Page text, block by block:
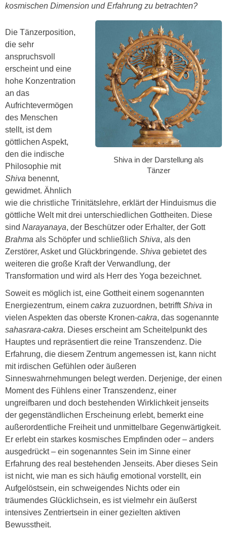
kosmischen Dimension und Erfahrung zu betrachten?
Shiva in der Darstellung als
Tänzer
Die Tänzerposition,
die sehr
anspruchsvoll
erscheint und eine
hohe Konzentration
an das
Aufrichtevermögen
des Menschen
stellt, ist dem
göttlichen Aspekt,
den die indische
Philosophie mit
Shiva benennt,
gewidmet. Ähnlich
wie die christliche Trinitätslehre, erklärt der Hinduismus die
göttliche Welt mit drei unterschiedlichen Gottheiten. Diese
sind Narayanaya, der Beschützer oder Erhalter, der Gott
Brahma als Schöpfer und schließlich Shiva, als den
Zerstörer, Asket und Glückbringende. Shiva gebietet des
weiteren die große Kraft der Verwandlung, der
Transformation und wird als Herr des Yoga bezeichnet.
Soweit es möglich ist, eine Gottheit einem sogenannten
Energiezentrum, einem cakra zuzuordnen, betrifftShiva in
vielen Aspekten das oberste Kronen-cakra, das sogenannte
sahasrara-cakra. Dieses erscheint am Scheitelpunkt des
Hauptes und repräsentiert die reine Transzendenz. Die
Erfahrung, die diesem Zentrum angemessen ist, kann nicht
mit irdischen Gefühlen oder äußeren
Sinneswahrnehmungen belegt werden. Derjenige, der einen
Moment des Fühlens einer Transzendenz, einer
ungreifbaren und doch bestehenden Wirklichkeit jenseits
der gegenständlichen Erscheinung erlebt, bemerkt eine
außerordentliche Freiheit und unmittelbare Gegenwärtigkeit.
Er erlebt ein starkes kosmisches Empfinden oder – anders
ausgedrückt – ein sogenanntes Sein im Sinne einer
Erfahrung des real bestehenden Jenseits. Aber dieses Sein
ist nicht, wie man es sich häufig emotional vorstellt, ein
Aufgelöstsein, ein schweigendes Nichts oder ein
träumendes Glücklichsein, es ist vielmehr ein äußerst
intensives Zentriertsein in einer gezielten aktiven
Bewusstheit.